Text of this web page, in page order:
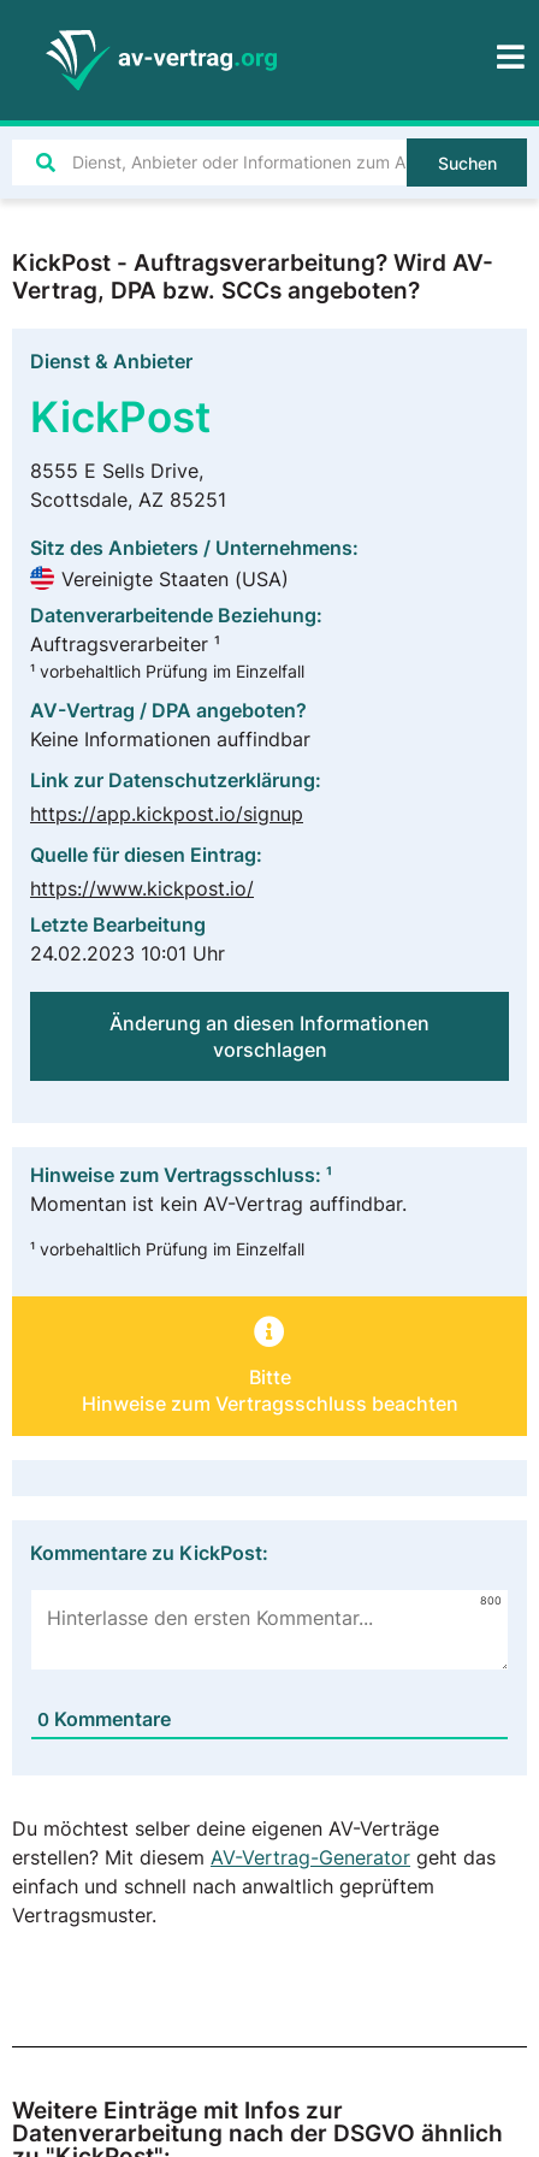
Suchen
KickPost - Auftragsverarbeitung? Wird AV-
Vertrag, DPA bzw. SCCs angeboten?
Dienst & Anbieter
KickPost
8555 E Sells Drive,
Scottsdale, AZ 85251
Sitz des Anbieters / Unternehmens:
Vereinigte Staaten (USA)
Datenverarbeitende Beziehung:
Auftragsverarbeiter ¹
¹ vorbehaltlich Prüfung im Einzelfall
AV-Vertrag / DPA angeboten?
Keine Informationen auffindbar
Link zur Datenschutzerklärung:
https://app.kickpost.io/signup
Quelle für diesen Eintrag:
https://www.kickpost.io/
Letzte Bearbeitung
24.02.2023 10:01 Uhr
Änderung an diesen Informationen
vorschlagen
Hinweise zum Vertragsschluss: ¹
Momentan ist kein AV-Vertrag auffindbar.
¹ vorbehaltlich Prüfung im Einzelfall
Bitte
Hinweise zum Vertragsschluss beachten
Kommentare zu KickPost:
800
0 Kommentare
Du möchtest selber deine eigenen AV-Verträge
erstellen? Mit diesem AV-Vertrag-Generator geht das
einfach und schnell nach anwaltlich geprüftem
Vertragsmuster.
Weitere Einträge mit Infos zur
Datenverarbeitung nach der DSGVO ähnlich